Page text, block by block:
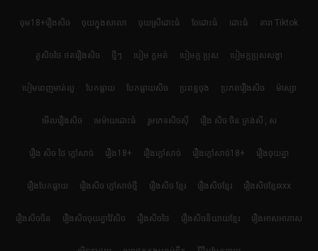
ចុម18+រឿងសិច ចុយក្នុងសាលា ចុយស្រីដោះធំ ចែដោះធំ ដោះធំ តារា Tiktok
តួសិចថៃ ថតរឿងសិច ថ្មីៗ បៀម ក្ដអត់ បៀមក្ដ ប្រុស បៀមក្តប្រុសសង្ហា
បៀមពេញមាត់ល្អ បែកធ្លាយ បែកធ្លាយសិច ប្រពន្ធចុង ប្រភពរឿងសិច ម៉ាស្សា
មើលរឿងសិច មេម៉ាយដោះធំ រួមភេទសិចស៊ី រឿង សិច ចិន ត្រង់សីុស
រឿង សិច ថៃ ក្តៅសាច់ រឿង18+ រឿងក្ដៅសាច់ រឿងក្ដៅសាច់18+ រឿងចុយគ្នា
រឿងបែកធ្លាយ រឿងសិច ក្តៅសាច់ថ្មី រឿងសិច ខ្មែរ រឿងសិចខ្មែរ រឿងសិចខ្មែរxxx
រឿងសិចចិន រឿងសិចចុយគ្នាវ៉ៃសិច រឿងសិចថៃ រឿងសិចនិយាយខ្មែរ រឿងអាសអាភាស